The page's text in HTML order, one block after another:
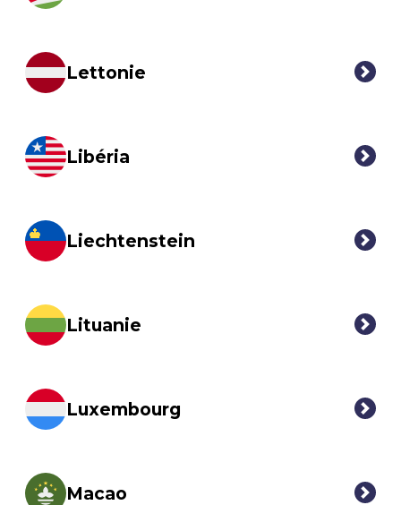
Lettonie
Libéria
Liechtenstein
Lituanie
Luxembourg
Macao